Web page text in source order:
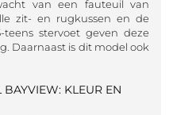
van een fauteuil van
zit- en rugkussen en de
stervoet geven deze
Daarnaast is dit model ook
KLEUR EN